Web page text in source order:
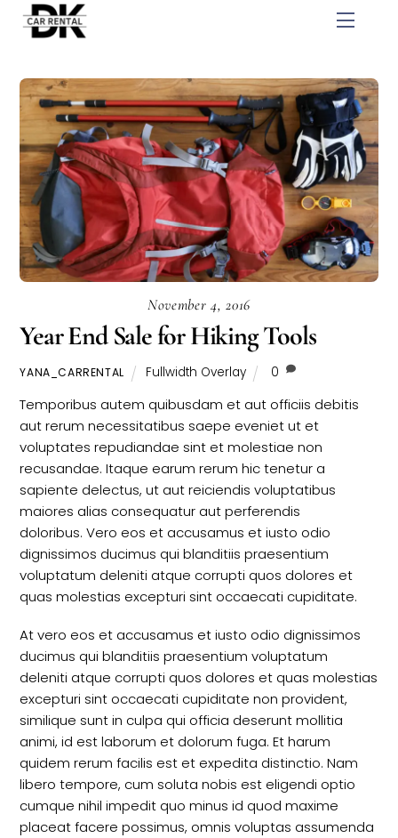
Menu
November 4, 2016
Year End Sale for Hiking Tools
YANA_CARRENTAL Fullwidth Overlay 0
Temporibus autem quibusdam et aut officiis debitis
aut rerum necessitatibus saepe eveniet ut et
voluptates repudiandae sint et molestiae non
recusandae. Itaque earum rerum hic tenetur a
sapiente delectus, ut aut reiciendis voluptatibus
maiores alias consequatur aut perferendis
doloribus. Vero eos et accusamus et iusto odio
dignissimos ducimus qui blanditiis praesentium
voluptatum deleniti atque corrupti quos dolores et
quas molestias excepturi sint occaecati cupiditate.
At vero eos et accusamus et iusto odio dignissimos
ducimus qui blanditiis praesentium voluptatum
deleniti atque corrupti quos dolores et quas molestias
excepturi sint occaecati cupiditate non provident,
similique sunt in culpa qui officia deserunt mollitia
animi, id est laborum et dolorum fuga. Et harum
quidem rerum facilis est et expedita distinctio. Nam
libero tempore, cum soluta nobis est eligendi optio
cumque nihil impedit quo minus id quod maxime
placeat facere possimus, omnis voluptas assumenda